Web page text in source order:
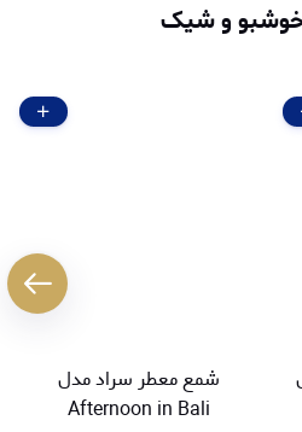
و شیک
شمع معطر سراد مدل
Afternoon in Bali